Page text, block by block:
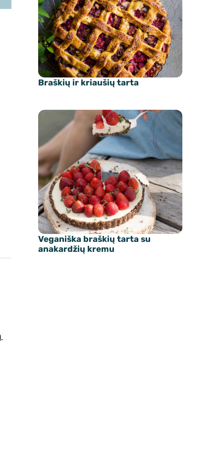
Braškių ir kriaušių tarta
Veganiška braškių tarta su
anakardžių kremu